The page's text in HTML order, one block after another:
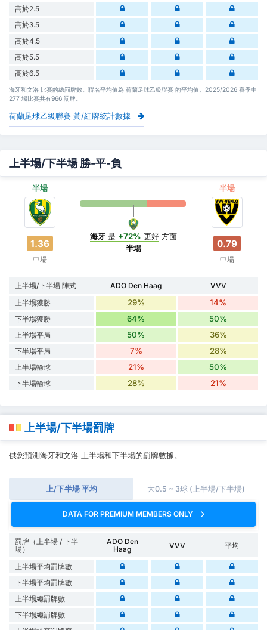
高於2.5
高於3.5
高於4.5
高於5.5
高於6.5
海牙和文洛 比賽的總罰牌數。聯名平均值為 荷蘭足球乙級聯賽 的平均值。2025/2026 賽季中
277 場比賽共有966 罰牌。
荷蘭足球乙級聯賽 黃/紅牌統計數據
上半場/下半場 勝-平-負
半場 半場
1.36
中場
海牙是 +72% 更好方面
半場
0.79
中場
上半場/下半場 陣式 ADO Den Haag
VVV
上半場獲勝
29% 14%
下半場獲勝 64% 50%
上半場平局 50% 36%
下半場平局 7% 28%
上半場輸球 21% 50%
下半場輸球 28% 21%
上半場/下半場罰牌
供您預測海牙和文洛 上半場和下半場的罰牌數據。
上/下半場 平均 大0.5 ~ 3球 (上半場/下半場)
DATA FOR PREMIUM MEMBERS ONLY
罰牌（上半場 / 下半
場）
ADO Den
Haag
VVV 平均
上半場平均罰牌數
下半場平均罰牌數
上半場總罰牌數
下半場總罰牌數